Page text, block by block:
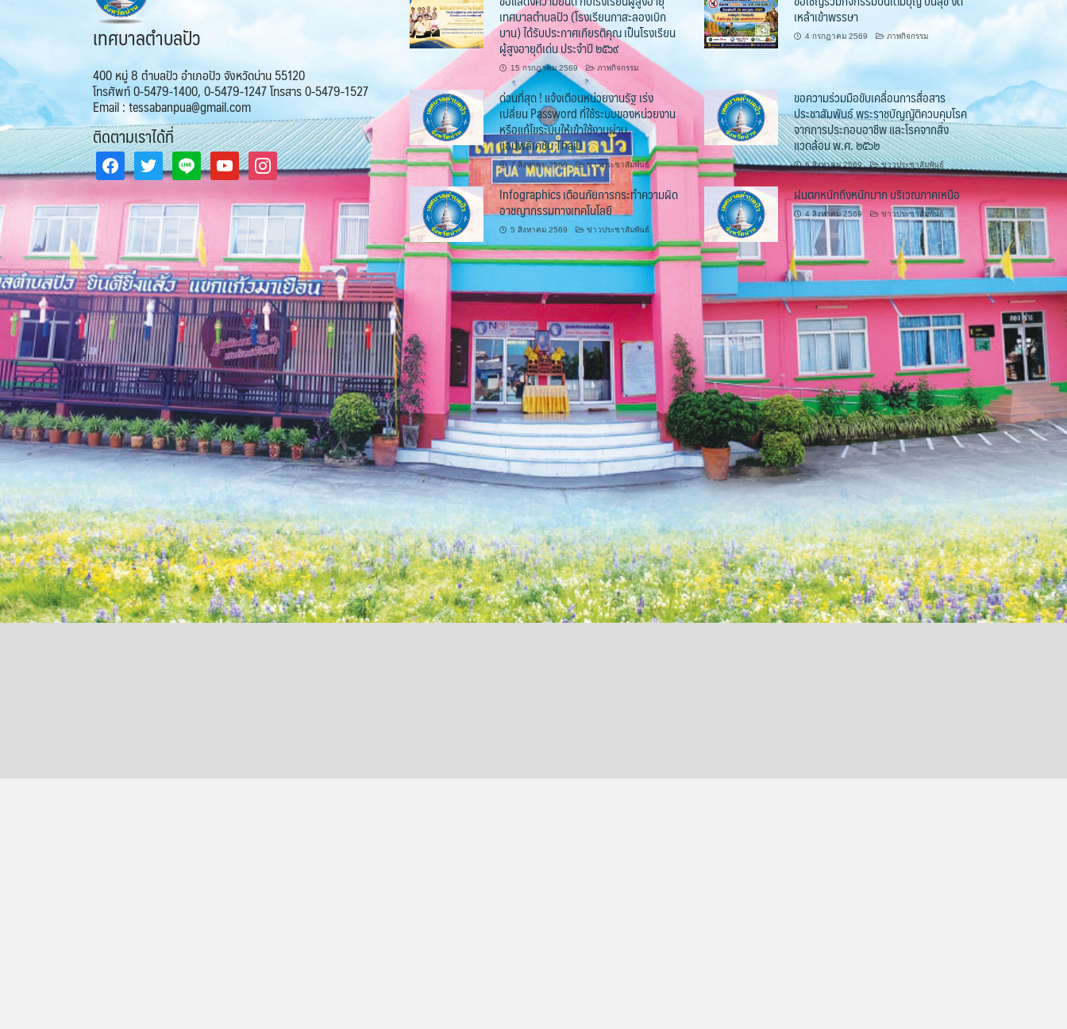
เทศบาลตำบลปัว
400 หมู่ 8 ตำบลปัว อำเภอปัว จังหวัดน่าน 55120
โทรศัพท์ 0-5479-1400, 0-5479-1247 โทรสาร 0-5479-1527
Email : tessabanpua@gmail.com
ติดตามเราได้ที่
facebooktwitter line youtubeinstagram
เทศบาลตำบลปัว (โรงเรียนกาสะลองเบิก
บาน) ได้รับประกาศเกียรติคุณ เป็นโรงเรียน
ผู้สูงอายุดีเด่น ประจำปี ๒๕๖๙
15 กรกฎาคม 2569 ภาพกิจกรรม
เหล้าเข้าพรรษา
4 กรกฎาคม 2569 ภาพกิจกรรม
ด่วนที่สุด ! แจ้งเตือนหน่วยงานรัฐ เร่ง
เปลี่ยน Password ที่ใช้ระบบของหน่วยงาน
หรือแก้ไขระบบให้เข้าใช้งานผ่าน
แอปพลิเคชัน ThaiD
7 สิงหาคม 2569 ข่าวประชาสัมพันธ์
ขอความร่วมมือขับเคลื่อนการสื่อสาร
ประชาสัมพันธ์ พระราชบัญญัติควบคุมโรค
จากการประกอบอาชีพ และโรคจากสิ่ง
แวดล้อม พ.ศ. ๒๕๖๒
6 สิงหาคม 2569 ข่าวประชาสัมพันธ์
Infographics เตือนภัยการกระทำความผิด
อาชญากรรมทางเทคโนโลยี
5 สิงหาคม 2569 ข่าวประชาสัมพันธ์
ฝนตกหนักถึงหนักมาก บริเวณภาคเหนือ
4 สิงหาคม 2569 ข่าวประชาสัมพันธ์